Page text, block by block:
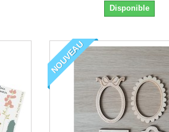
Disponible
NOUVEAU